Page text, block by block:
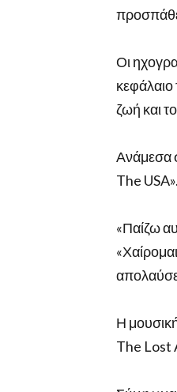
Οι
ζωή και
Ανάμεσα
The USA».
«Παίζω
Η
The Lost